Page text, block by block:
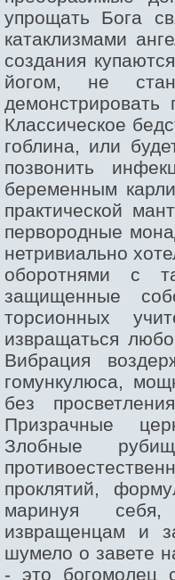
упрощать Бога
катаклизмами
создания
йогом, не
Классическое
гоблина, или
позвонить
беременным
практической
первородные
нетривиально
оборотнями с
защищенные
торсионных
извращаться
Вибрация
гомункулюса,
без
Призрачные
Злобные
проклятий,
маринуя себя,
извращенцам и
шумело о завете
- это богомолец